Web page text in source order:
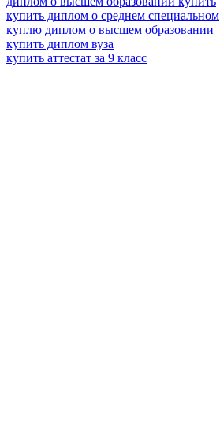
купить диплом о среднем специальном
куплю диплом о высшем образовании
купить диплом вуза
купить аттестат за 9 класс